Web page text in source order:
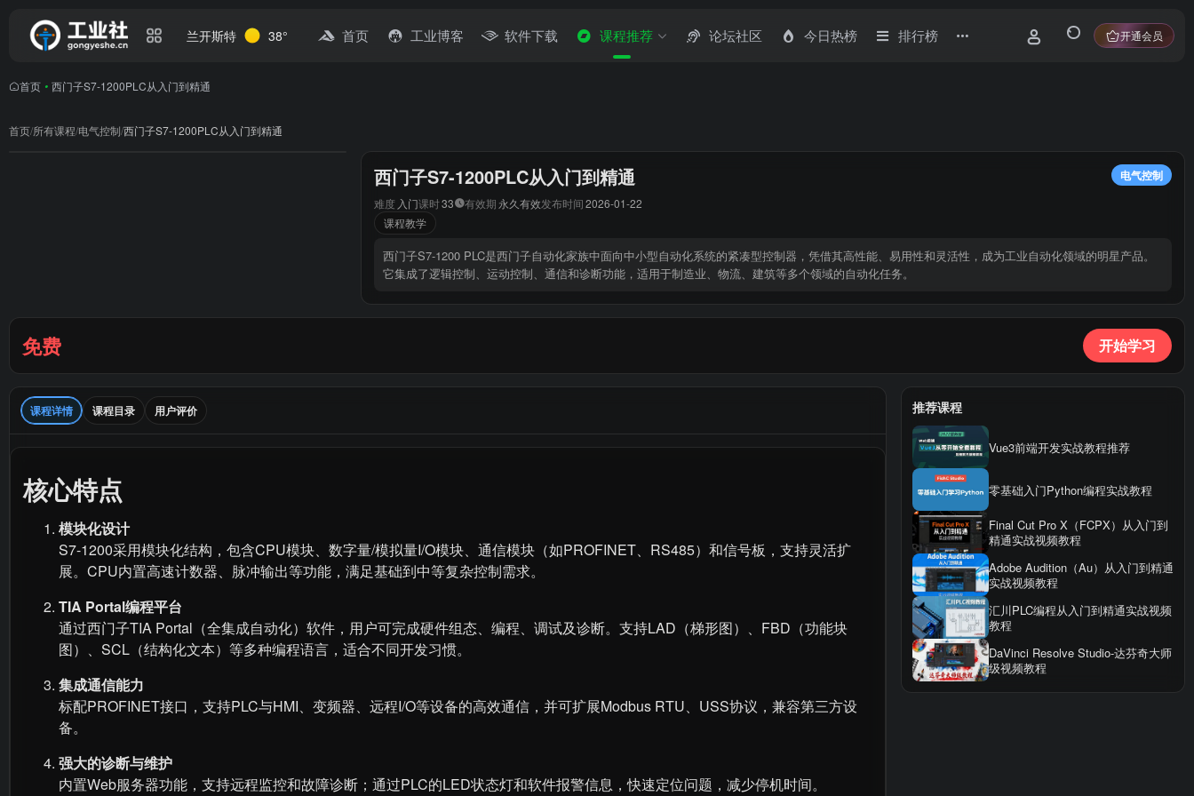
兰开斯特 38° 首页 工业博客 软件下载 课程推荐 论坛社区 今日热榜 排行榜 开通会员
首页 • 西门子S7-1200PLC从入门到精通
首页/所有课程/电气控制/西门子S7-1200PLC从入门到精通
西门子S7-1200PLC从入门到精通 电气控制
难度 入门课时33 有效期 永久有效发布时间2026-01-22
课程教学
西门子S7-1200 PLC是西门子自动化家族中面向中小型自动化系统的紧凑型控制器，凭借其高性能、易用性和灵活性，成为工业自动化领域的明星产品。
它集成了逻辑控制、运动控制、通信和诊断功能，适用于制造业、物流、建筑等多个领域的自动化任务。
免费 开始学习
课程详情 课程目录 用户评价
核心特点
模块化设计
S7-1200采用模块化结构，包含CPU模块、数字量/模拟量I/O模块、通信模块（如PROFINET、RS485）和信号板，支持灵活扩
展。CPU内置高速计数器、脉冲输出等功能，满足基础到中等复杂控制需求。
TIA Portal编程平台
通过西门子TIA Portal（全集成自动化）软件，用户可完成硬件组态、编程、调试及诊断。支持LAD（梯形图）、FBD（功能块
图）、SCL（结构化文本）等多种编程语言，适合不同开发习惯。
集成通信能力
标配PROFINET接口，支持PLC与HMI、变频器、远程I/O等设备的高效通信，并可扩展Modbus RTU、USS协议，兼容第三方设
备。
强大的诊断与维护
内置Web服务器功能，支持远程监控和故障诊断；通过PLC的LED状态灯和软件报警信息，快速定位问题，减少停机时间。
推荐课程
Vue3前端开发实战教程推荐
零基础入门Python编程实战教程
Final Cut Pro X（FCPX）从入门到
精通实战视频教程
Adobe Audition（Au）从入门到精通
实战视频教程
汇川PLC编程从入门到精通实战视频
教程
DaVinci Resolve Studio-达芬奇大师
级视频教程